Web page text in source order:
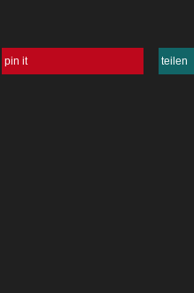
pin it teilen